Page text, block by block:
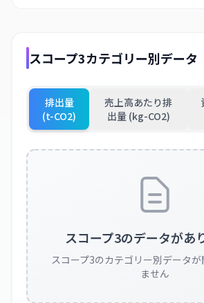
スコープ3カテゴリー別データ
排出量
(t-CO2)
売上高あたり排
出量 (kg-CO2)
スコープ3のデータがあ
スコープ3のカテゴリー別データ
ません